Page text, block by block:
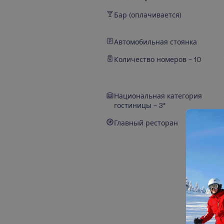
Бар (оплачивается)
Автомобильная стоянка
Количество номеров – 10
Национальная категория
гостиницы – 3*
Главный ресторан